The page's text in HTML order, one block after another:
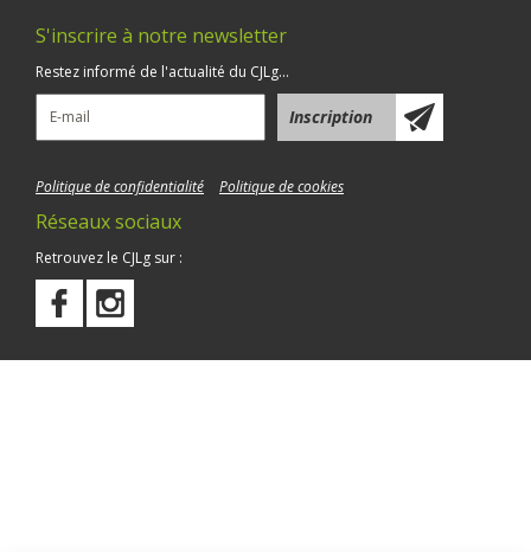
S'inscrire à notre newsletter
Restez informé de l'actualité du CJLg...
Politique de confidentialité Politique de cookies
Réseaux sociaux
Retrouvez le CJLg sur :